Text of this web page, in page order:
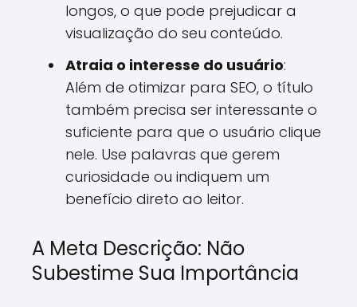
longos, o que pode prejudicar a
visualização do seu conteúdo.
Atraia o interesse do usuário:
Além de otimizar para SEO, o título
também precisa ser interessante o
suficiente para que o usuário clique
nele. Use palavras que gerem
curiosidade ou indiquem um
benefício direto ao leitor.
A Meta Descrição: Não
Subestime Sua Importância